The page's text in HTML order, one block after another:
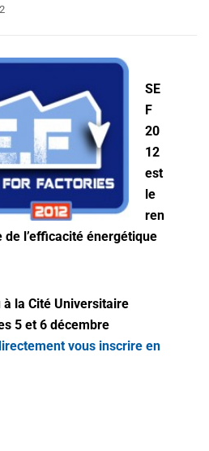
SE
F
20
12
est
le
ren
l’efficacité énergétique
la Cité Universitaire
5 et 6 décembre
vous inscrire en